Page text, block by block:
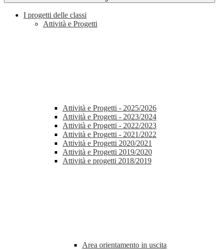
I progetti delle classi
Attività e Progetti
Attività e Progetti - 2025/2026
Attività e Progetti - 2023/2024
Attività e Progetti - 2022/2023
Attività e Progetti - 2021/2022
Attività e Progetti 2020/2021
Attività e Progetti 2019/2020
Attività e progetti 2018/2019
Area orientamento in uscita